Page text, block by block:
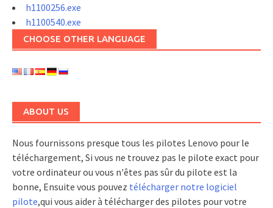
h1100256.exe
h1100540.exe
CHOOSE OTHER LANGUAGE
ABOUT US
Nous fournissons presque tous les pilotes Lenovo pour le
téléchargement, Si vous ne trouvez pas le pilote exact pour
votre ordinateur ou vous n'êtes pas sûr du pilote est la
bonne, Ensuite vous pouvez télécharger notre logiciel
pilote,qui vous aider à télécharger des pilotes pour votre